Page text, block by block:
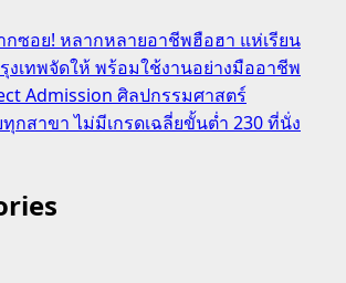
กซอย! หลากหลายอาชีพฮือฮา แห่เรียน
งเทพจัดให้ พร้อมใช้งานอย่างมืออาชีพ
Admission ศิลปกรรมศาสตร์
กสาขา ไม่มีเกรดเฉลี่ยขั้นต่ำ 230 ที่นั่ง